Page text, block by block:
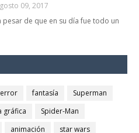
09, 2017
de que en su día fue todo un
fantasía
Superman
gráfica
Spider-Man
animación
star wars